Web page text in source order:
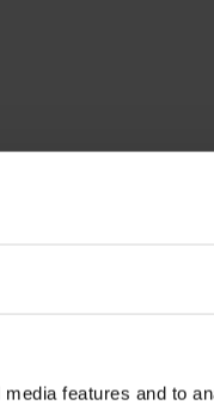
features and to